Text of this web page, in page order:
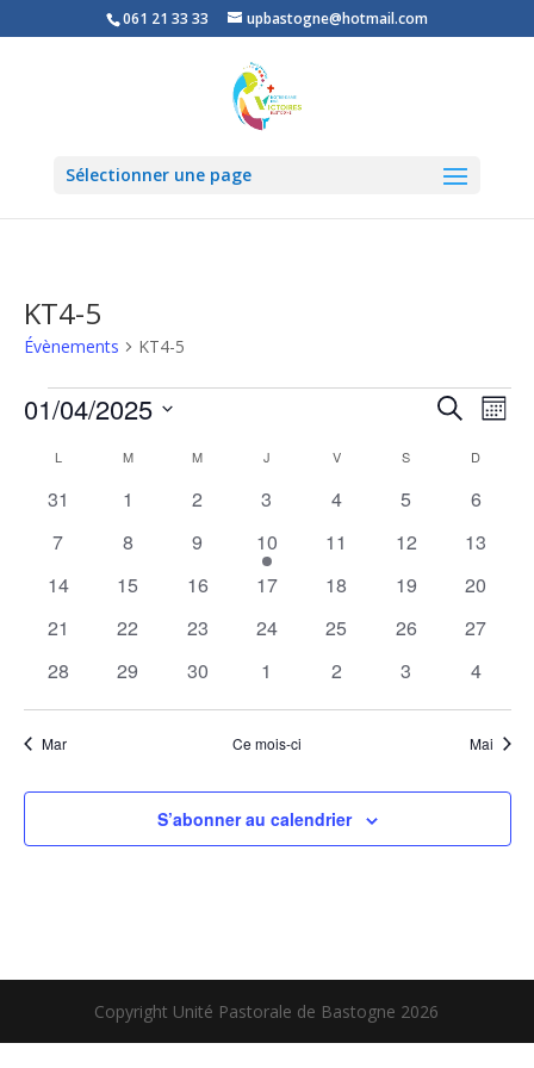
061 21 33 33 upbastogne@hotmail.com
Sélectionner une page
KT4-5
Évènements KT4-5
Évènements
vues
Recherche
de
Mois
01/04/2025
date.
Calendrier
de
L MMARDI M MERCREDI
J VVENDREDIS D
0
31
0
1
0
2
0
3
0
4
0
5
0
6
0
7
0
8
0
évènements
9
1
évènement
10
0
11
0
12
0
13
0
14
0
15
0
16
0
17
0
18
0
19
0
20
0
21
0
22
0
23
0
24
0
25
0
26
0
27
0
28
0
29
0
30
0
1
0
2
0
3
0
4
Mar Ce mois-ci Mai
S’abonner au calendrier
Copyright Unité Pastorale de Bastogne 2026